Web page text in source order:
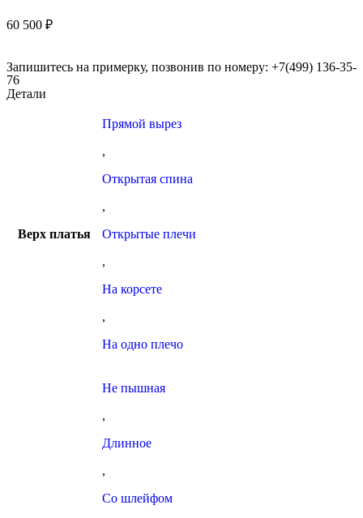
60 500 ₽
Запишитесь на примерку, позвонив по номеру: +7(499) 136-35-
76
Детали
Верх платья
Прямой вырез
,
Открытая спина
,
Открытые плечи
,
На корсете
,
На одно плечо
Не пышная
,
Длинное
,
Со шлейфом